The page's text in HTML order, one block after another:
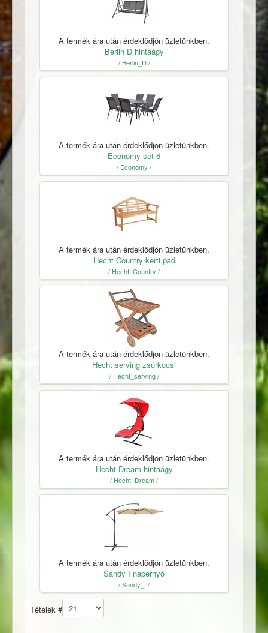
A termék ára után érdeklődjön üzletünkben.
Berlin D hintaágy
/ Berlin_D /
A termék ára után érdeklődjön üzletünkben.
Economy set 6
/ Economy /
A termék ára után érdeklődjön üzletünkben.
Hecht Country kerti pad
/ Hecht_Country /
A termék ára után érdeklődjön üzletünkben.
Hecht serving zsúrkocsi
/ Hecht_serving /
A termék ára után érdeklődjön üzletünkben.
Hecht Dream hintaágy
/ Hecht_Dream /
A termék ára után érdeklődjön üzletünkben.
Sandy I napernyő
/ Sandy_I /
Tételek #